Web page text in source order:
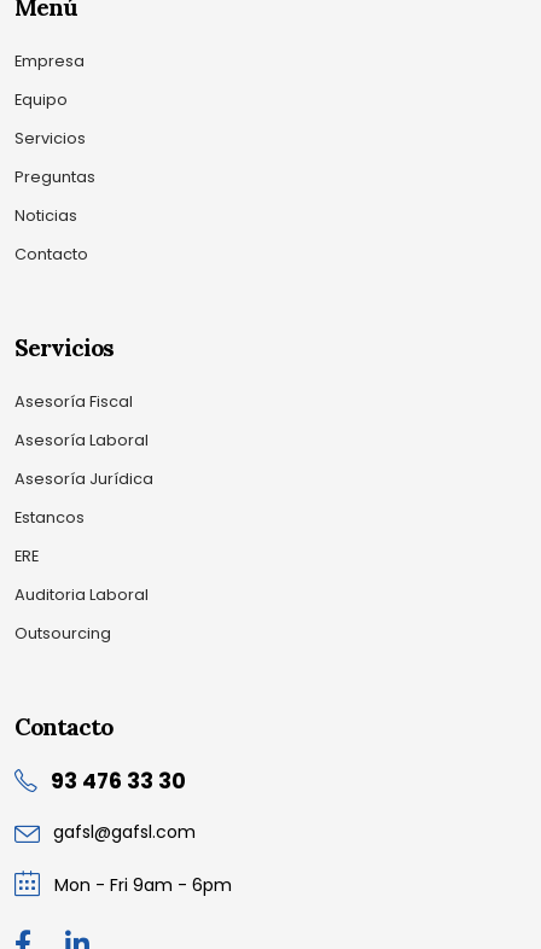
Menú
Empresa
Equipo
Servicios
Preguntas
Noticias
Contacto
Servicios
Asesoría Fiscal
Asesoría Laboral
Asesoría Jurídica
Estancos
ERE
Auditoria Laboral
Outsourcing
Contacto
93 476 33 30
gafsl@gafsl.com
Mon - Fri 9am - 6pm